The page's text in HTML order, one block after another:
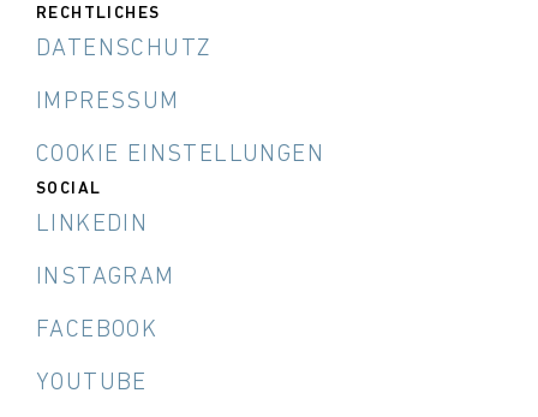
RECHTLICHES
DATENSCHUTZ
IMPRESSUM
COOKIE EINSTELLUNGEN
SOCIAL
LINKEDIN
INSTAGRAM
FACEBOOK
YOUTUBE